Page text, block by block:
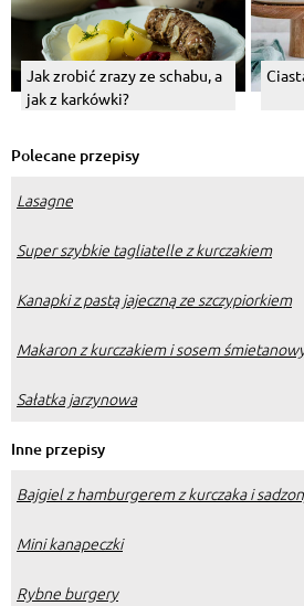
Jak zrobić zrazy ze schabu, a
jak z karkówki?
Polecane przepisy
Lasagne
Super szybkie tagliatelle z kurczakiem
Kanapki z pastą jajeczną ze szczypiorkiem
Makaron z kurczakiem i sosem
Sałatka jarzynowa
Inne przepisy
Bajgiel z hamburgerem z kurczaka i
Mini kanapeczki
Rybne burgery